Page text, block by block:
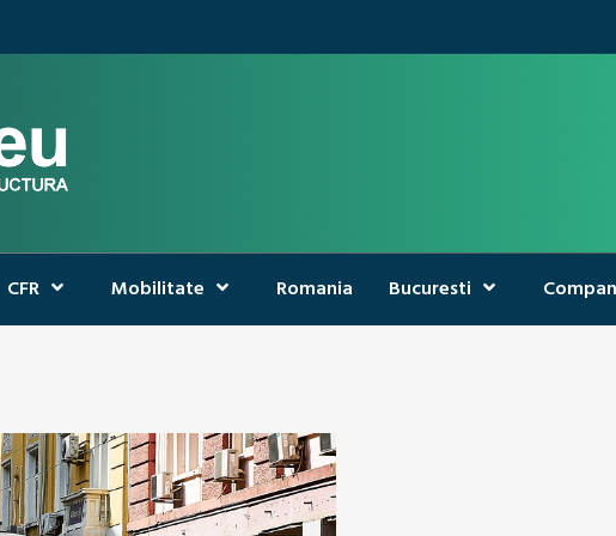
CFR Mobilitate Romania Bucuresti